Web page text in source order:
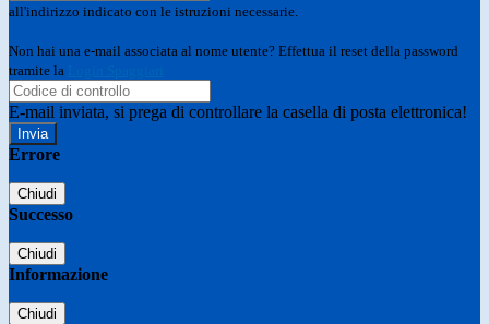
all'indirizzo indicato con le istruzioni necessarie.
Non hai una e-mail associata al nome utente? Effettua il reset della password
tramite la
E-mail inviata, si prega di controllare la casella di posta elettronica!
Errore
Chiudi
Successo
Chiudi
Informazione
Chiudi